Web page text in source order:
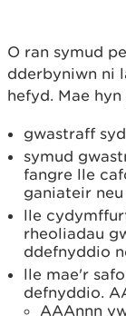
O ran symud
dderbyniwn ni
hefyd. Mae
gwastraff
symud
fangre lle
ganiateir neu
lle
rheoliadau
ddefnyddio
lle mae'r
defnyddio.
AAAnnn